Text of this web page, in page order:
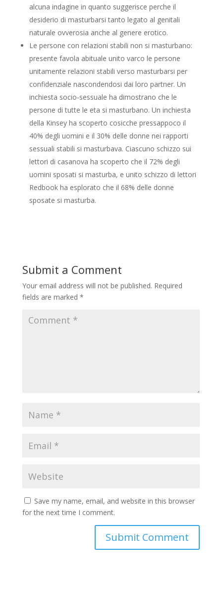
alcuna indagine in quanto suggerisce perche il
desiderio di masturbarsi tanto legato al genitali
naturale ovverosia anche al genere erotico.
Le persone con relazioni stabili non si masturbano:
presente favola abituale unito varco le persone
unitamente relazioni stabili verso masturbarsi per
confidenziale nascondendosi dai loro partner. Un
inchiesta socio-sessuale ha dimostrano che le
persone di tutte le eta si masturbano. Un inchiesta
della Kinsey ha scoperto cosicche pressappoco il
40% degli uomini e il 30% delle donne nei rapporti
sessuali stabili si masturbava. Ciascuno schizzo sui
lettori di casanova ha scoperto che il 72% degli
uomini sposati si masturba, e unito schizzo di lettori
Redbook ha esplorato che il 68% delle donne
sposate si masturba.
Submit a Comment
Your email address will not be published. Required
fields are marked *
Save my name, email, and website in this browser
for the next time I comment.